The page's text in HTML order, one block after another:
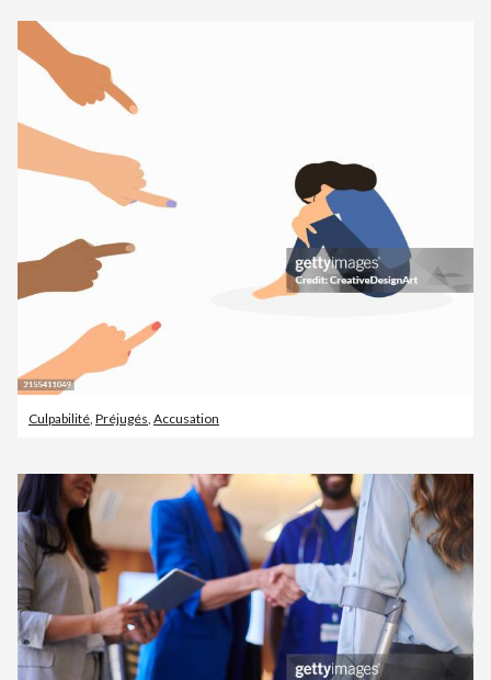
Culpabilité Préjugés Accusation